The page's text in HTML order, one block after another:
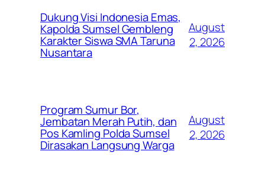
Dukung Visi Indonesia Emas,
Kapolda Sumsel Gembleng
Karakter Siswa SMA Taruna
Nusantara
August
2, 2026
Program Sumur Bor,
Jembatan Merah Putih, dan
Pos Kamling Polda Sumsel
Dirasakan Langsung Warga
August
2, 2026